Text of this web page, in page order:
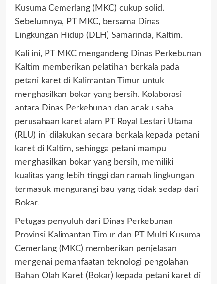
Kusuma Cemerlang (MKC) cukup solid.
Sebelumnya, PT MKC, bersama Dinas
Lingkungan Hidup (DLH) Samarinda, Kaltim.
Kali ini, PT MKC mengandeng Dinas Perkebunan
Kaltim memberikan pelatihan berkala pada
petani karet di Kalimantan Timur untuk
menghasilkan bokar yang bersih. Kolaborasi
antara Dinas Perkebunan dan anak usaha
perusahaan karet alam PT Royal Lestari Utama
(RLU) ini dilakukan secara berkala kepada petani
karet di Kaltim, sehingga petani mampu
menghasilkan bokar yang bersih, memiliki
kualitas yang lebih tinggi dan ramah lingkungan
termasuk mengurangi bau yang tidak sedap dari
Bokar.
Petugas penyuluh dari Dinas Perkebunan
Provinsi Kalimantan Timur dan PT Multi Kusuma
Cemerlang (MKC) memberikan penjelasan
mengenai pemanfaatan teknologi pengolahan
Bahan Olah Karet (Bokar) kepada petani karet di